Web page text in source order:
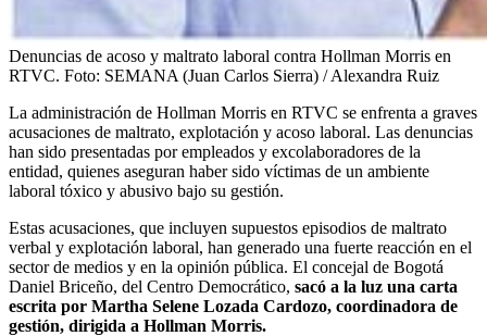
Denuncias de acoso y maltrato laboral contra Hollman Morris en
RTVC. Foto: SEMANA (Juan Carlos Sierra) / Alexandra Ruiz
La administración de Hollman Morris en RTVC se enfrenta a graves
acusaciones de maltrato, explotación y acoso laboral. Las denuncias
han sido presentadas por empleados y excolaboradores de la
entidad, quienes aseguran haber sido víctimas de un ambiente
laboral tóxico y abusivo bajo su gestión.
Estas acusaciones, que incluyen supuestos episodios de maltrato
verbal y explotación laboral, han generado una fuerte reacción en el
sector de medios y en la opinión pública. El concejal de Bogotá
Daniel Briceño, del Centro Democrático, sacó a la luz una carta
escrita por Martha Selene Lozada Cardozo, coordinadora de
gestión, dirigida a Hollman Morris.